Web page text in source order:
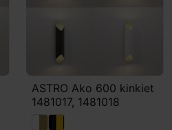
ASTRO Ako 600 kinkiet
1481017, 1481018